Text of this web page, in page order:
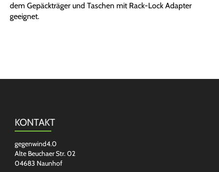
dem Gepäckträger und Taschen mit Rack-Lock Adapter
geeignet.
KONTAKT
gegenwind4.0
Alte Beuchaer Str. 02
04683 Naunhof